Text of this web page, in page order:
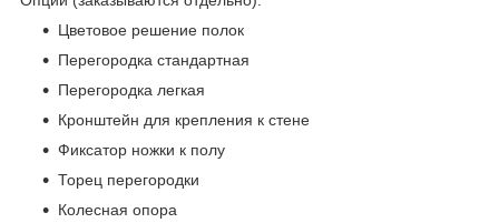
Цветовое решение полок
Перегородка стандартная
Перегородка легкая
Кронштейн для крепления к стене
Фиксатор ножки к полу
Торец перегородки
Колесная опора